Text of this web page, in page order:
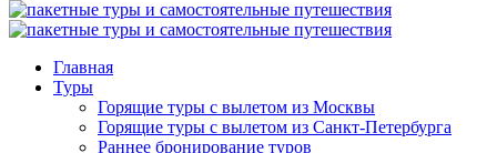
Главная
Туры
Горящие туры с вылетом из Москвы
Горящие туры с вылетом из Санкт-Петербурга
Раннее бронирование туров